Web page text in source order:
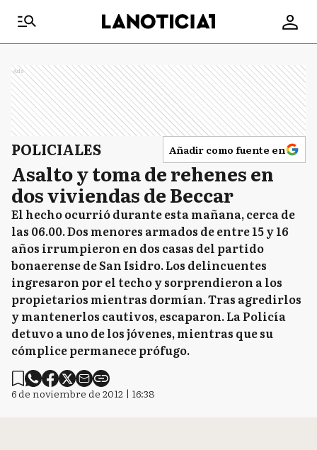
Ads
POLICIALES Añadir como fuente en
Asalto y toma de rehenes en
dos viviendas de Beccar
El hecho ocurrió durante esta mañana, cerca de
las 06.00. Dos menores armados de entre 15 y 16
años irrumpieron en dos casas del partido
bonaerense de San Isidro. Los delincuentes
ingresaron por el techo y sorprendieron a los
propietarios mientras dormían. Tras agredirlos
y mantenerlos cautivos, escaparon. La Policía
detuvo a uno de los jóvenes, mientras que su
cómplice permanece prófugo.
6 de noviembre de 2012 | 16:38